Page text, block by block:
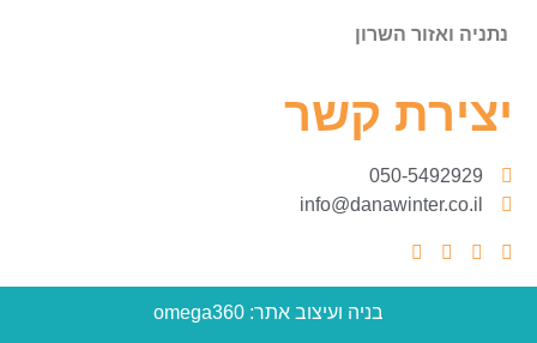
נתניה ואזור השרון
יצירת קשר
050-5492929
info@danawinter.co.il
בניה ועיצוב אתר: omega360